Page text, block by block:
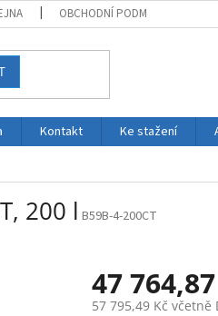
OBCHODNÍ PODMÍNKY
Kontakt Ke stažení
200 l B59B-4-200CT
47
57 795,49 Kč včetně